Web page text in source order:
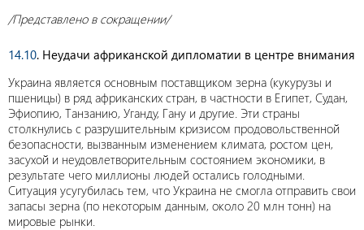
/Представлено в сокращении/
14.10. Неудачи африканской дипломатии в центре внимания
Украина является основным поставщиком зерна (кукурузы и
пшеницы) в ряд африканских стран, в частности в Египет, Судан,
Эфиопию, Танзанию, Уганду, Гану и другие. Эти страны
столкнулись с разрушительным кризисом продовольственной
безопасности, вызванным изменением климата, ростом цен,
засухой и неудовлетворительным состоянием экономики, в
результате чего миллионы людей остались голодными.
Ситуация усугубилась тем, что Украина не смогла отправить свои
запасы зерна (по некоторым данным, около 20 млн тонн) на
мировые рынки.